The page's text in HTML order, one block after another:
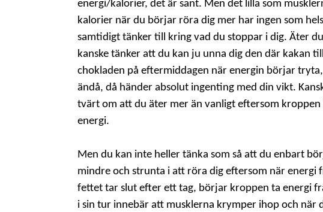
energi/kalorier, det är sant. Men det lilla som
kalorier när du börjar röra dig mer har ingen som
samtidigt tänker till kring vad du stoppar i dig. Äter
kanske tänker att du kan ju unna dig den där kakan
chokladen på eftermiddagen när energin börjar
ändå, då händer absolut ingenting med din vikt.
tvärt om att du äter mer än vanligt eftersom
energi.
Men du kan inte heller tänka som så att du enbart
mindre och strunta i att röra dig eftersom när energi
fettet tar slut efter ett tag, börjar kroppen ta energi
i sin tur innebär att musklerna krymper ihop och när